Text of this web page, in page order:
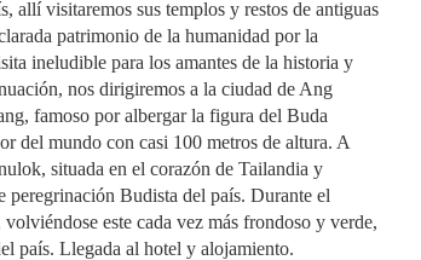
allí visitaremos sus templos y restos de antiguas
patrimonio de la humanidad por la
ineludible para los amantes de la historia y
nos dirigiremos a la ciudad de Ang
famoso por albergar la figura del Buda
del mundo con casi 100 metros de altura. A
situada en el corazón de Tailandia y
peregrinación Budista del país. Durante el
este cada vez más frondoso y verde,
país. Llegada al hotel y alojamiento.